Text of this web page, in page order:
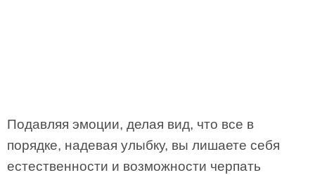
Подавляя эмоции, делая вид, что все в
порядке, надевая улыбку, вы лишаете себя
естественности и возможности черпать